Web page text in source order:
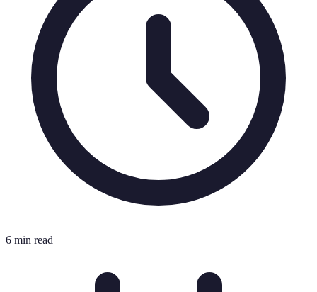
6 min read